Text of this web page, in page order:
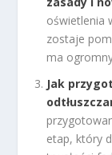
oświetlenia
zostaje
ma
Jak
etap, który